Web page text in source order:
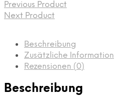
Previous Product
Next Product
Beschreibung
Zusätzliche Information
Rezensionen (0)
Beschreibung